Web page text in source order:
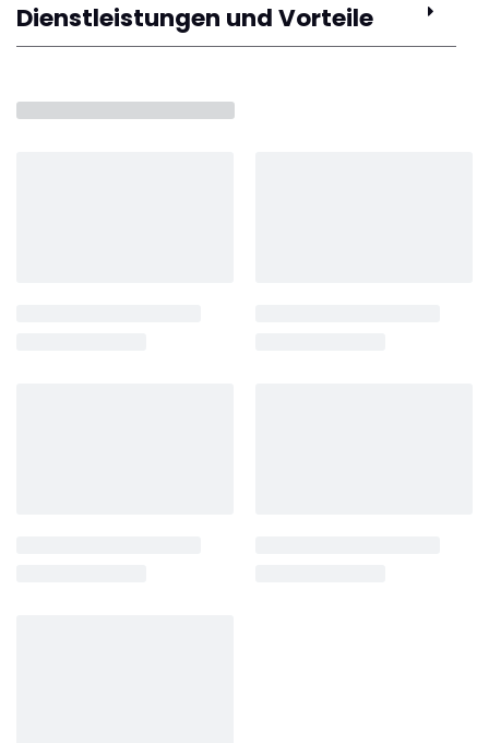
Dienstleistungen und Vorteile